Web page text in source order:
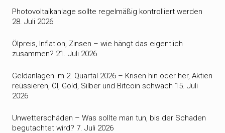
Photovoltaikanlage sollte regelmäßig kontrolliert werden
28. Juli 2026
Ölpreis, Inflation, Zinsen – wie hängt das eigentlich
zusammen? 21. Juli 2026
Geldanlagen im 2. Quartal 2026 – Krisen hin oder her, Aktien
reüssieren, Öl, Gold, Silber und Bitcoin schwach 15. Juli
2026
Unwetterschäden – Was sollte man tun, bis der Schaden
begutachtet wird? 7. Juli 2026